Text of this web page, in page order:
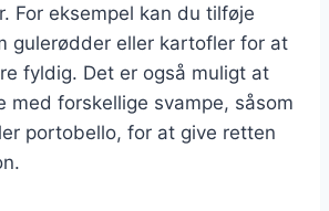
For eksempel kan du tilføje
gulerødder eller kartofler for at
fyldig. Det er også muligt at
med forskellige svampe, såsom
portobello, for at give retten